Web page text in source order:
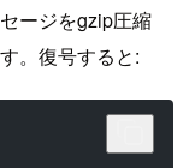
ージをgzip圧縮
。復号すると: